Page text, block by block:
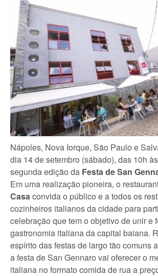
Nápoles, Nova Iorque, São Paulo e
dia 14 de setembro (sábado), das 10h
segunda edição da Festa de San
Em uma realização pioneira, o
Casa convida o público e a todos os
cozinheiros italianos da cidade para
celebração que tem o objetivo de unir e
gastronomia italiana da capital baiana.
espírito das festas de largo tão comuns
a festa de San Gennaro vai oferecer o
italiana no formato comida de rua a